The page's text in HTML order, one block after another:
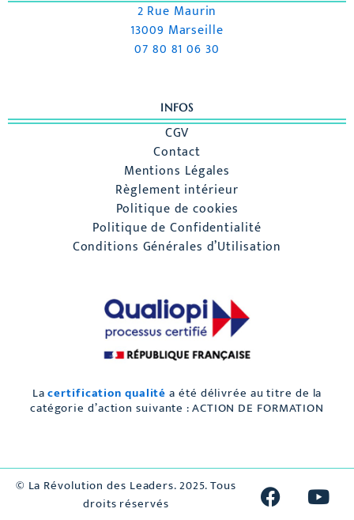
2 Rue Maurin
13009 Marseille
07 80 81 06 30
INFOS
CGV
Contact
Mentions Légales
Règlement intérieur
Politique de cookies
Politique de Confidentialité
Conditions Générales d’Utilisation
Lacertification qualité a été délivrée au titre de la
catégorie d’action suivante : ACTION DE FORMATION
© La Révolution des Leaders. 2025. Tous
droits réservés
F
a
Y
o